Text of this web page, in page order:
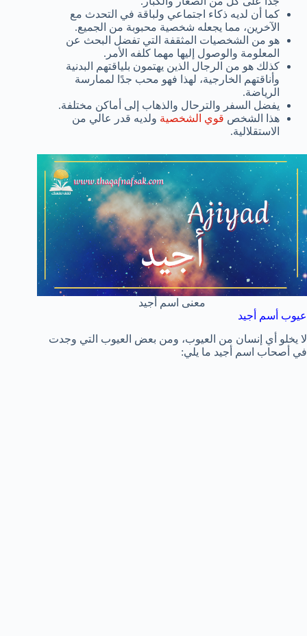
كما أن لديه ذكاء اجتماعي ولباقة في التحدث مع
الآخرين، مما يجعله شخصية محبوبة من الجميع.
هو من الشخصيات المثقفة التي تفضل البحث عن
المعلومة والوصول إليها مهما كلفه الأمر.
كذلك هو من الرجال الذين يهتمون بلياقتهم البدنية
وأناقتهم الخارجية، لهذا فهو محب جدًا لممارسة
الرياضة.
يفضل السفر والترحال والذهاب إلى أماكن مختلفة.
هذا الشخص قوي الشخصية ولديه قدر عالي من
الاستقلالية.
معنى اسم أجيد
عيوب أسم أجيد
لا يخلو أي إنسان من العيوب، ومن بعض العيوب التي وجدت
في أصحاب اسم أجيد ما يلي: